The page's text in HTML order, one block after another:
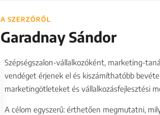
A SZERZŐRŐL
Garadnay Sándor
Szépségszalon-vállalkozóként, marketing-
vendéget érjenek el és kiszámíthatóbb
marketingötleteket és vállalkozásfejlesztési
A célom egyszerű: érthetően megmutatni,